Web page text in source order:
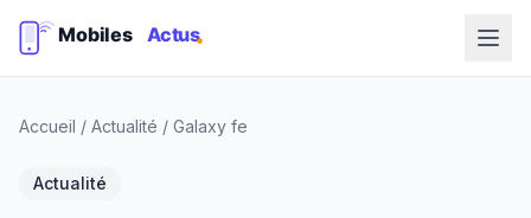
Accueil / Actualité / Galaxy fe
Actualité